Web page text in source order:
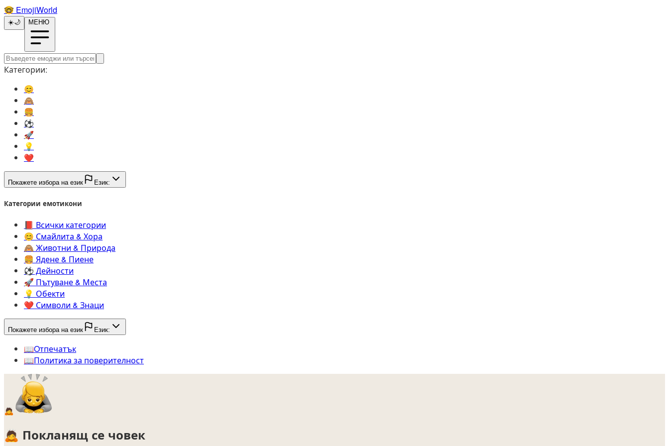
🤓️ EmojiWorld
☀️🌙 МЕНЮ
Категории:
😊️
🙈️
🍔️
⚽️
🚀️
💡️
❤️
Покажете избора на език Език:
Категории емотикони
📕️ Всички категории
😊️ Смайлита & Хора
🙈️ Животни & Природа
🍔️ Ядене & Пиене
⚽️ Дейности
🚀️ Пътуване & Места
💡️ Обекти
❤️ Символи & Знаци
Покажете избора на език Език:
📖️Oтпечатък
📖️Политика за поверителност
🙇
🙇 Покланящ се човек